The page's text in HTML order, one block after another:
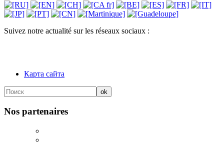
Suivez notre actualité sur les réseaux sociaux :
Карта сайта
Nos partenaires